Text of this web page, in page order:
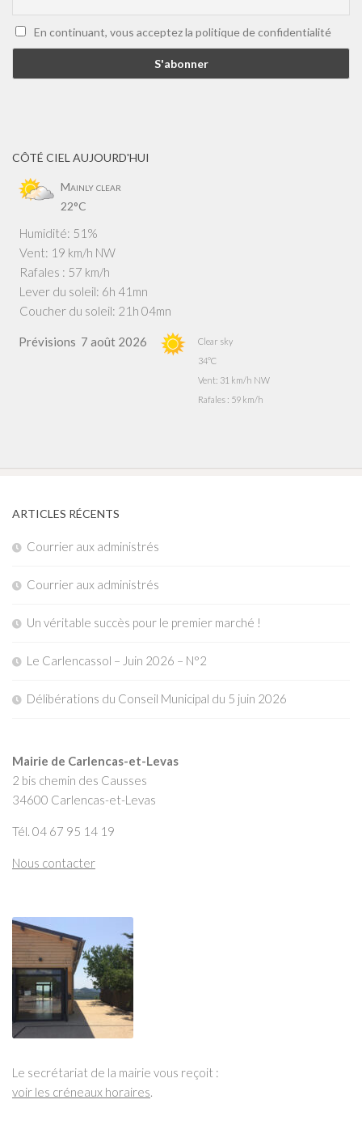
En continuant, vous acceptez la politique de confidentialité
CÔTÉ CIEL AUJOURD'HUI
Mainly clear
22°C
Humidité: 51%
Vent: 19 km/h NW
Rafales : 57 km/h
Lever du soleil: 6h 41mn
Coucher du soleil: 21h 04mn
Prévisions 7 août 2026
Clear sky
34°C
Vent: 31 km/h NW
Rafales : 59 km/h
ARTICLES RÉCENTS
Courrier aux administrés
Courrier aux administrés
Un véritable succès pour le premier marché !
Le Carlencassol – Juin 2026 – N°2
Délibérations du Conseil Municipal du 5 juin 2026
Mairie de Carlencas-et-Levas
2 bis chemin des Causses
34600 Carlencas-et-Levas
Tél. 04 67 95 14 19
Nous contacter
Le secrétariat de la mairie vous reçoit :
voir les créneaux horaires.